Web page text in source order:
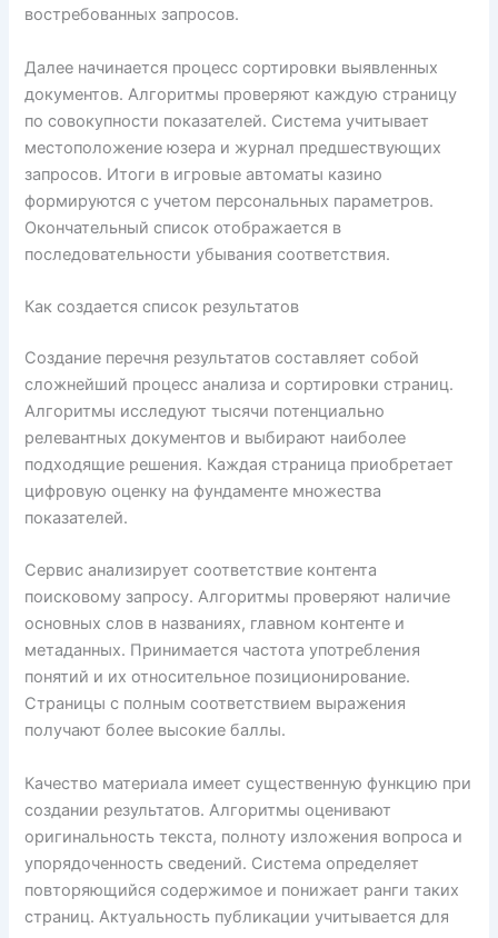
востребованных запросов.
Далее начинается процесс сортировки выявленных
документов. Алгоритмы проверяют каждую страницу
по совокупности показателей. Система учитывает
местоположение юзера и журнал предшествующих
запросов. Итоги в игровые автоматы казино
формируются с учетом персональных параметров.
Окончательный список отображается в
последовательности убывания соответствия.
Как создается список результатов
Создание перечня результатов составляет собой
сложнейший процесс анализа и сортировки страниц.
Алгоритмы исследуют тысячи потенциально
релевантных документов и выбирают наиболее
подходящие решения. Каждая страница приобретает
цифровую оценку на фундаменте множества
показателей.
Сервис анализирует соответствие контента
поисковому запросу. Алгоритмы проверяют наличие
основных слов в названиях, главном контенте и
метаданных. Принимается частота употребления
понятий и их относительное позиционирование.
Страницы с полным соответствием выражения
получают более высокие баллы.
Качество материала имеет существенную функцию при
создании результатов. Алгоритмы оценивают
оригинальность текста, полноту изложения вопроса и
упорядоченность сведений. Система определяет
повторяющийся содержимое и понижает ранги таких
страниц. Актуальность публикации учитывается для